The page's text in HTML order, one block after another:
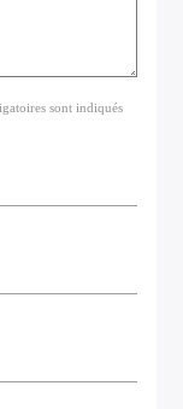
sont indiqués